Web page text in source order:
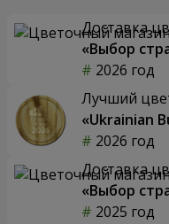
Доставка
«Выбор
2026 год
Лучший
«Ukrainian
2026 год
Доставка
«Выбор
2025 год